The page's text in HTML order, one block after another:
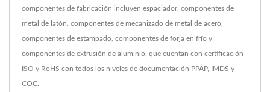
componentes de fabricación incluyen espaciador, componentes de
metal de latón, componentes de mecanizado de metal de acero,
componentes de estampado, componentes de forja en frío y
componentes de extrusión de aluminio, que cuentan con certificación
ISO y RoHS con todos los niveles de documentación PPAP, IMDS y
COC.